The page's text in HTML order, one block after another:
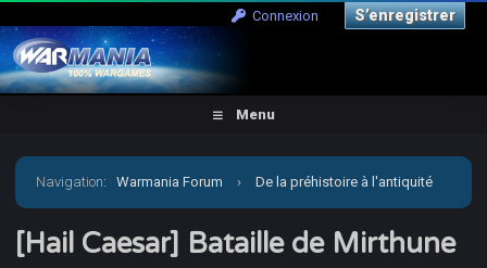
Connexion S’enregistrer
Menu
Navigation:Warmania Forum › De la préhistoire à l'antiquité
› Antiquité-Historique › [Hail Caesar] Bataille de
[Hail Caesar] Bataille de Mirthune